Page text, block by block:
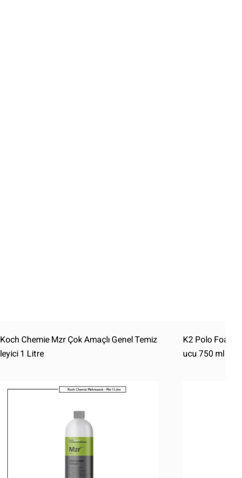
Koch Chemie Mzr Çok Amaçlı Genel Temiz
leyici 1 Litre
K2 Polo Foam
ucu 750 ml (